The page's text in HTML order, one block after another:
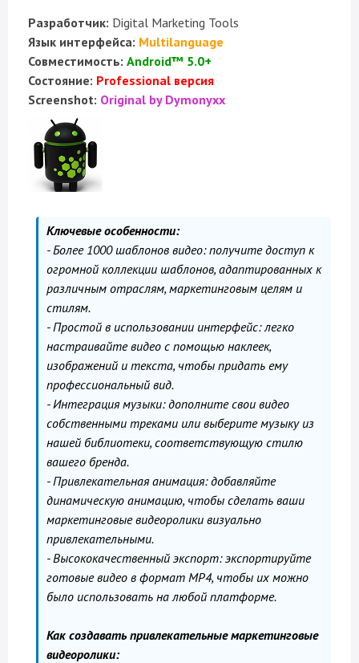
Разработчик: Digital Marketing Tools
Язык интерфейса: Multilanguage
Совместимость: Android™ 5.0+
Состояние: Professional версия
Screenshot: Original by Dymonyxx
Ключевые особенности:
- Более 1000 шаблонов видео: получите доступ к
огромной коллекции шаблонов, адаптированных к
различным отраслям, маркетинговым целям и
стилям.
- Простой в использовании интерфейс: легко
настраивайте видео с помощью наклеек,
изображений и текста, чтобы придать ему
профессиональный вид.
- Интеграция музыки: дополните свои видео
собственными треками или выберите музыку из
нашей библиотеки, соответствующую стилю
вашего бренда.
- Привлекательная анимация: добавляйте
динамическую анимацию, чтобы сделать ваши
маркетинговые видеоролики визуально
привлекательными.
- Высококачественный экспорт: экспортируйте
готовые видео в формат MP4, чтобы их можно
было использовать на любой платформе.
Как создавать привлекательные маркетинговые
видеоролики: